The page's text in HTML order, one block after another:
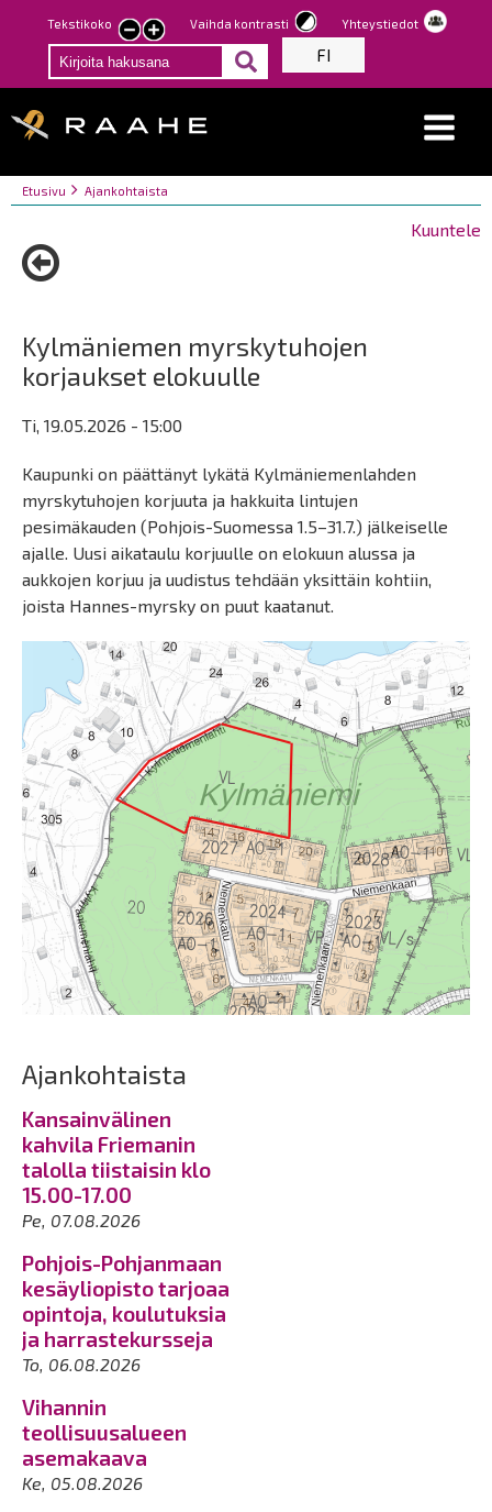
Hyppää
pääsisältöön
Tekstikoko
Pienennä
tekstin
kokoa
Suurenna
tekstin
kokoa
Vaihda kontrasti Yhteystiedot
FI
Breadcrumbs
You
here:
Etusivu Ajankohtaista
Kuuntele
Kylmäniemen myrskytuhojen
korjaukset elokuulle
Ti, 19.05.2026 - 15:00
Kaupunki on päättänyt lykätä Kylmäniemenlahden
myrskytuhojen korjuuta ja hakkuita lintujen
pesimäkauden (Pohjois-Suomessa 1.5–31.7.) jälkeiselle
ajalle. Uusi aikataulu korjuulle on elokuun alussa ja
aukkojen korjuu ja uudistus tehdään yksittäin kohtiin,
joista Hannes-myrsky on puut kaatanut.
Ajankohtaista
Kansainvälinen
kahvila Friemanin
talolla tiistaisin klo
15.00-17.00
Pe, 07.08.2026
Pohjois-Pohjanmaan
kesäyliopisto tarjoaa
opintoja, koulutuksia
ja harrastekursseja
To, 06.08.2026
Vihannin
teollisuusalueen
asemakaava
Ke, 05.08.2026